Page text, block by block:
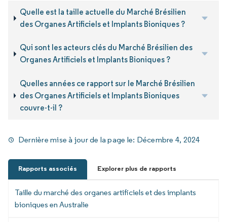
Quelle est la taille actuelle du Marché Brésilien
des Organes Artificiels et Implants Bioniques ?
Qui sont les acteurs clés du Marché Brésilien des
Organes Artificiels et Implants Bioniques ?
Quelles années ce rapport sur le Marché Brésilien
des Organes Artificiels et Implants Bioniques
couvre-t-il ?
Dernière mise à jour de la page le: Décembre 4, 2024
Rapports associés Explorer plus de rapports
Taille du marché des organes artificiels et des implants
bioniques en Australie